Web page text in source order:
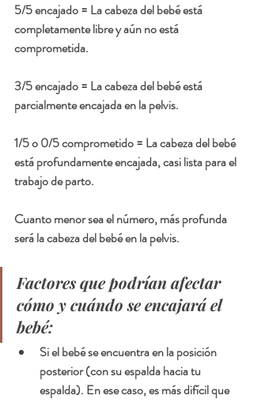
5/5 encajado = La cabeza del bebé está
completamente libre y aún no está
comprometida.
3/5 encajado = La cabeza del bebé está
parcialmente encajada en la pelvis.
1/5 o 0/5 comprometido = La cabeza del bebé
está profundamente encajada, casi lista para el
trabajo de parto.
Cuanto menor sea el número, más profunda
será la cabeza del bebé en la pelvis.
Factores que podrían afectar
cómo y cuándo se encajará el
bebé:
Si el bebé se encuentra en la posición
posterior (con su espalda hacia tu
espalda). En ese caso, es más difícil que